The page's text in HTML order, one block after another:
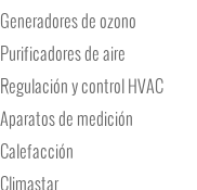
Generadores de ozono
Purificadores de aire
Regulación y control HVAC
Aparatos de medición
Calefacción
Climastar